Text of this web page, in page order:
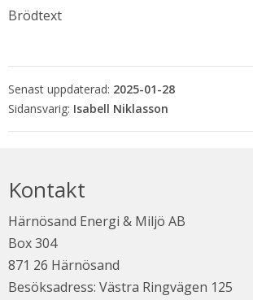
Brödtext
Senast uppdaterad: 2025-01-28
Isabell Niklasson
Kontakt
Härnösand Energi & Miljö AB
Box 304
871 26 Härnösand
Besöksadress: Västra Ringvägen 125